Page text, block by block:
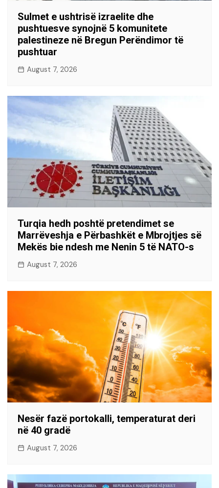
Sulmet e ushtrisë izraelite dhe
pushtuesve synojnë 5 komunitete
palestineze në Bregun Perëndimor të
pushtuar
August 7, 2026
Turqia hedh poshtë pretendimet se
Marrëveshja e Përbashkët e Mbrojtjes së
Mekës bie ndesh me Nenin 5 të NATO-s
August 7, 2026
Nesër fazë portokalli, temperaturat deri
në 40 gradë
August 7, 2026